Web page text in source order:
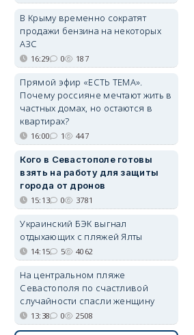
В Крыму временно сократят
продажи бензина на некоторых
АЗС
16:29 0 187
Прямой эфир «ЕСТЬ ТЕМА».
Почему россияне мечтают жить в
частных домах, но остаются в
квартирах?
16:00 1 447
Кого в Севастополе готовы
взять на работу для защиты
города от дронов
15:13 0 3781
Украинский БЭК выгнал
отдыхающих с пляжей Ялты
14:15 5 4062
На центральном пляже
Севастополя по счастливой
случайности спасли женщину
13:38 0 2508